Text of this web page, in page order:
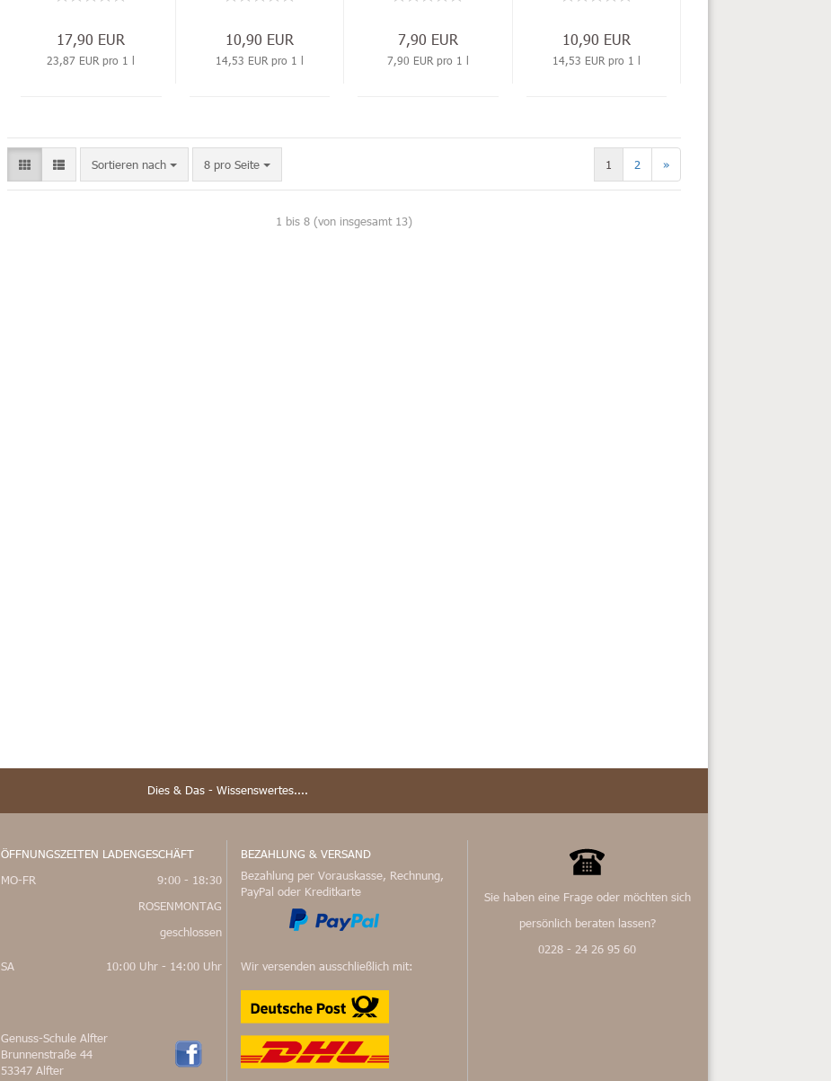
17,90 EUR
23,87 EUR pro 1 l
10,90 EUR
14,53 EUR pro 1 l
7,90 EUR
7,90 EUR pro 1 l
10,90 EUR
14,53 EUR pro 1 l
Sortieren nach 8 pro Seite 1 2 »
1 bis 8 (von insgesamt 13)
Dies & Das - Wissenswertes....
ÖFFNUNGSZEITEN LADENGESCHÄFT
MO-FR
9:00 - 18:30
ROSENMONTAG
geschlossen
SA 10:00 Uhr - 14:00 Uhr
Genuss-Schule Alfter
Brunnenstraße 44
53347 Alfter
BEZAHLUNG & VERSAND
Bezahlung per Vorauskasse, Rechnung,
PayPal oder Kreditkarte
Wir versenden ausschließlich mit:
Sie haben eine Frage oder möchten sich
persönlich beraten lassen?
0228 - 24 26 95 60